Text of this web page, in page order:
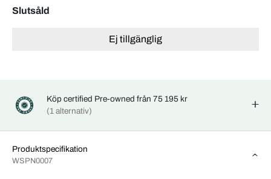
Slutsåld
Ej tillgänglig
Köp certified Pre-owned från 75 195 kr
(1 alternativ)
Produktspecifikation
WSPN0007